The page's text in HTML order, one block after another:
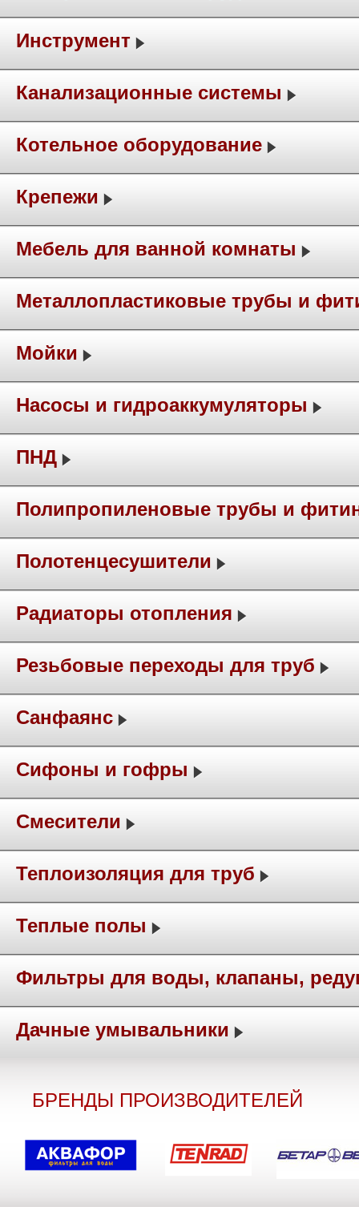
Инструмент
Канализационные системы
Котельное оборудование
Крепежи
Мебель для ванной комнаты
Металлопластиковые трубы и
Мойки
Насосы и гидроаккумуляторы
ПНД
Полипропиленовые трубы и
Полотенцесушители
Радиаторы отопления
Резьбовые переходы для труб
Санфаянс
Сифоны и гофры
Смесители
Теплоизоляция для труб
Теплые полы
Фильтры для воды, клапаны,
Дачные умывальники
БРЕНДЫ ПРОИЗВОДИТЕЛЕЙ